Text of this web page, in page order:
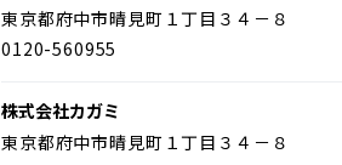
東京都府中市晴見町１丁目３４－８
0120-560955
株式会社カガミ
東京都府中市晴見町１丁目３４－８